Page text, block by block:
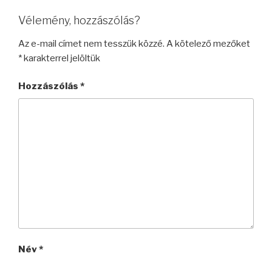
Vélemény, hozzászólás?
Az e-mail címet nem tesszük közzé. A kötelező mezőket
*karakterrel jelöltük
Hozzászólás *
Név*